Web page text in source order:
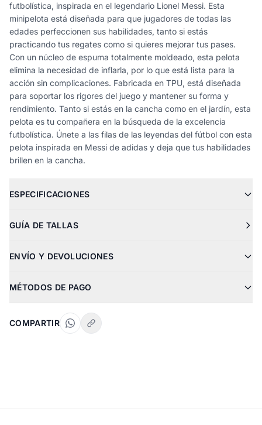
futbolística, inspirada en el legendario Lionel Messi. Esta
minipelota está diseñada para que jugadores de todas las
edades perfeccionen sus habilidades, tanto si estás
practicando tus regates como si quieres mejorar tus pases.
Con un núcleo de espuma totalmente moldeado, esta pelota
elimina la necesidad de inflarla, por lo que está lista para la
acción sin complicaciones. Fabricada en TPU, está diseñada
para soportar los rigores del juego y mantener su forma y
rendimiento. Tanto si estás en la cancha como en el jardín, esta
pelota es tu compañera en la búsqueda de la excelencia
futbolística. Únete a las filas de las leyendas del fútbol con esta
pelota inspirada en Messi de adidas y deja que tus habilidades
brillen en la cancha.
ESPECIFICACIONES
GUÍA DE TALLAS
ENVÍO Y DEVOLUCIONES
MÉTODOS DE PAGO
COMPARTIR